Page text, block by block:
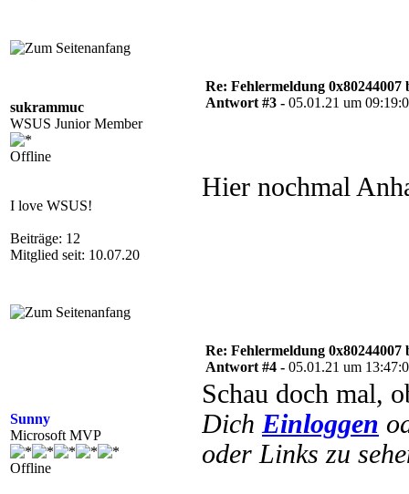
sukrammuc
WSUS Junior Member
Offline
I love WSUS!
Beiträge: 12
Mitglied seit: 10.07.20
Re: Fehlermeldung
Antwort #3 - 05.01.21 um
Hier nochmal
Sunny
Microsoft MVP
Offline
Re: Fehlermeldung
Antwort #4 - 05.01.21 um
Schau doch mal,
Dich Einloggen
oder Links zu